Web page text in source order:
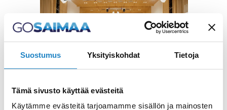
Suostumus Yksityiskohdat Tietoja
Tämä sivusto käyttää evästeitä
Käytämme evästeitä tarjoamamme sisällön ja mainosten